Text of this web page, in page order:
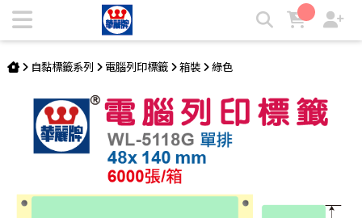
電腦標籤 WL-5118G | 華麗牌自粘標籤
自黏標籤系列 電腦列印標籤 箱裝 綠色